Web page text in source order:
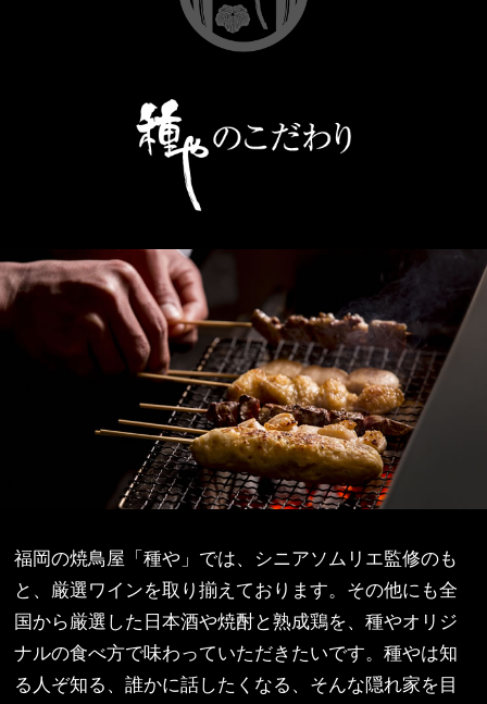
福岡の焼鳥屋「種や」では、シニアソムリエ監修のも
と、厳選ワインを取り揃えております。その他にも全
国から厳選した日本酒や焼酎と熟成鶏を、種やオリジ
ナルの食べ方で味わっていただきたいです。種やは知
る人ぞ知る、誰かに話したくなる、そんな隠れ家を目